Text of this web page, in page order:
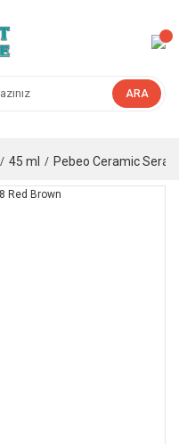
ARA
45 ml Pebeo Ceramic